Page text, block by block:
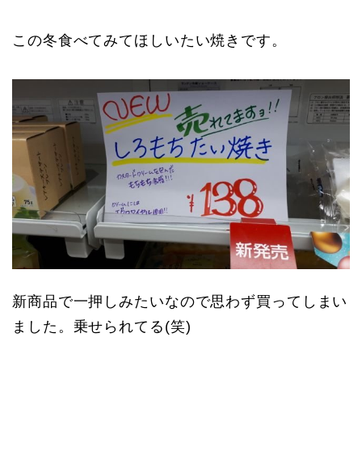
この冬食べてみてほしいたい焼きです。
新商品で一押しみたいなので思わず買ってしまい
ました。乗せられてる(笑)